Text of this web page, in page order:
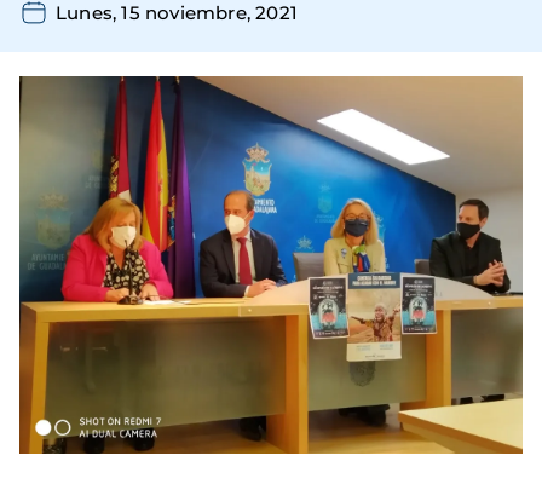
Lunes, 15 noviembre, 2021